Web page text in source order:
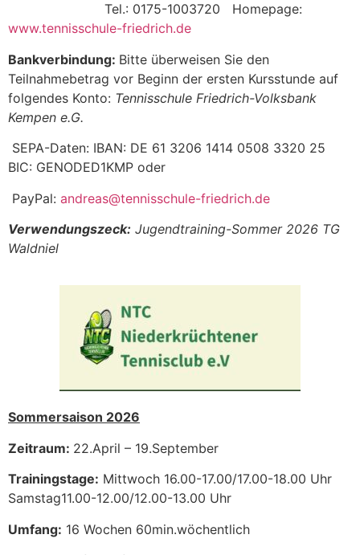
Tel.: 0175-1003720 Homepage:
www.tennisschule-friedrich.de
Bankverbindung: Bitte überweisen Sie den
Teilnahmebetrag vor Beginn der ersten Kursstunde auf
folgendes Konto: Tennisschule Friedrich-Volksbank
Kempen e.G.
SEPA-Daten: IBAN: DE 61 3206 1414 0508 3320 25
BIC: GENODED1KMP oder
PayPal: andreas@tennisschule-friedrich.de
Verwendungszeck: Jugendtraining-Sommer 2026 TG
Waldniel
Sommersaison 2026
Zeitraum: 22.April – 19.September
Trainingstage: Mittwoch 16.00-17.00/17.00-18.00 Uhr
Samstag11.00-12.00/12.00-13.00 Uhr
Umfang: 16 Wochen 60min.wöchentlich